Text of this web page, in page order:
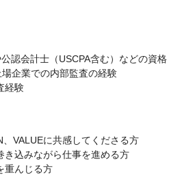
認会計士（USCPA含む）などの資格
企業での内部監査の経験
経験
VALUEに共感してくださる方
き込みながら仕事を進める方
重んじる方